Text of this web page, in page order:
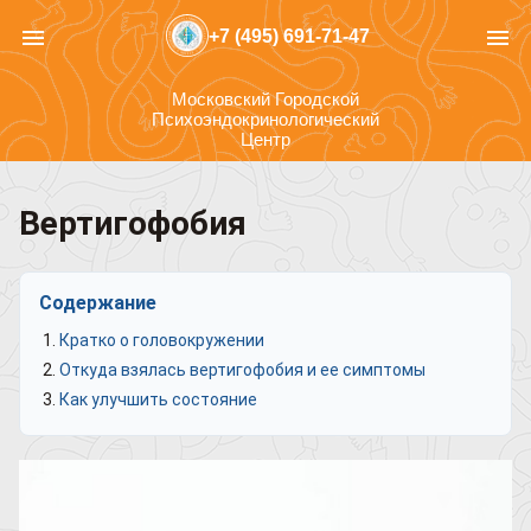
menu +7 (495) 691-71-47 menu
Московский Городской
Психоэндокринологический
Центр
Вертигофобия
Содержание
Кратко о головокружении
Откуда взялась вертигофобия и ее симптомы
Как улучшить состояние